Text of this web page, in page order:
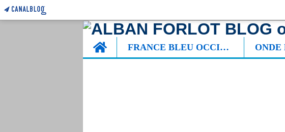
Home
FRANCE BLEU OCCITANIE